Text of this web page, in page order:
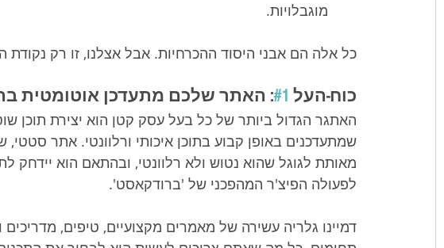
מוגבלויות.
כל אלה הם אבני היסוד ההכרחיות. אבל אצלנו, זו רק
כוח-העל #1: האתר שלכם מתעדכן אוטומטית
האתגר הגדול ביותר של כל בעל עסק קטן הוא יצירת תוכן
מאותת לגוגל שהוא נטוש ולא רלוונטי, ובהתאם הוא יידחק
לפעולה הפיצ'ר המהפכני של 'ברודקאסט'.
דמיינו גלריה עשירה של מאמרים מקצועיים, טיפים, מדריכים